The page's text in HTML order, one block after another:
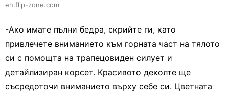
en.flip-zone.com
-Ако имате пълни бедра, скрийте ги, като
привлечете вниманието към горната част на тялото
си с помощта на трапецовиден силует и
детайлизиран корсет. Красивото деколте ще
съсредоточи вниманието върху себе си. Цветната